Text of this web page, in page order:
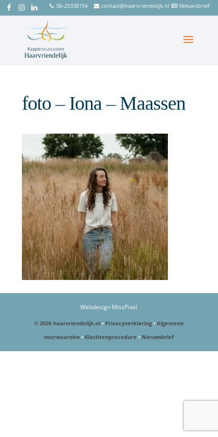
06-25338154 contact@haarvriendelijk.nl Nieuwsbrief
foto – Iona – Maassen
Webdesign MissPixel
© 2026 haarvriendelijk.nl • Privacyverklaring • Algemene
voorwaarden • Klachtenprocedure • Nieuwsbrief